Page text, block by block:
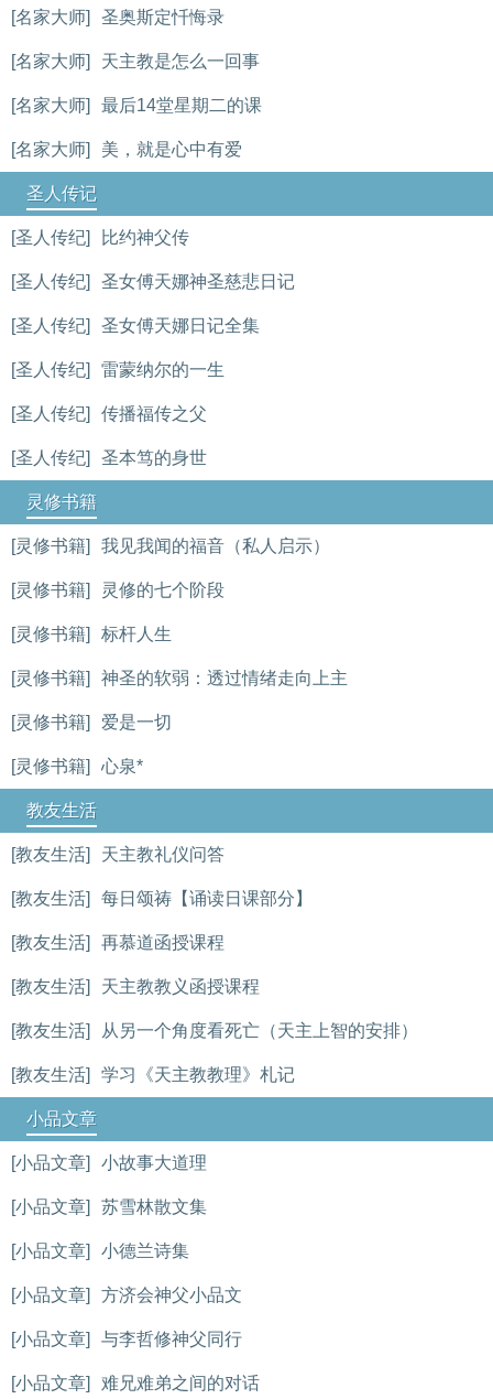
[名家大师] 圣奥斯定忏悔录
[名家大师] 天主教是怎么一回事
[名家大师] 最后14堂星期二的课
[名家大师] 美，就是心中有爱
圣人传记
[圣人传纪] 比约神父传
[圣人传纪] 圣女傅天娜神圣慈悲日记
[圣人传纪] 圣女傅天娜日记全集
[圣人传纪] 雷蒙纳尔的一生
[圣人传纪] 传播福传之父
[圣人传纪] 圣本笃的身世
灵修书籍
[灵修书籍] 我见我闻的福音（私人启示）
[灵修书籍] 灵修的七个阶段
[灵修书籍] 标杆人生
[灵修书籍] 神圣的软弱：透过情绪走向上主
[灵修书籍] 爱是一切
[灵修书籍] 心泉*
教友生活
[教友生活] 天主教礼仪问答
[教友生活] 每日颂祷【诵读日课部分】
[教友生活] 再慕道函授课程
[教友生活] 天主教教义函授课程
[教友生活] 从另一个角度看死亡（天主上智的安排）
[教友生活] 学习《天主教教理》札记
小品文章
[小品文章] 小故事大道理
[小品文章] 苏雪林散文集
[小品文章] 小德兰诗集
[小品文章] 方济会神父小品文
[小品文章] 与李哲修神父同行
[小品文章] 难兄难弟之间的对话